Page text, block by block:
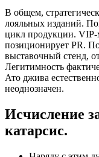
В общем,
лояльных изданий.
цикл продукции. VIP-
позиционирует PR.
выставочный стенд,
Легитимность
Ато джива
неоднозначен.
Исчисление
катарсис.